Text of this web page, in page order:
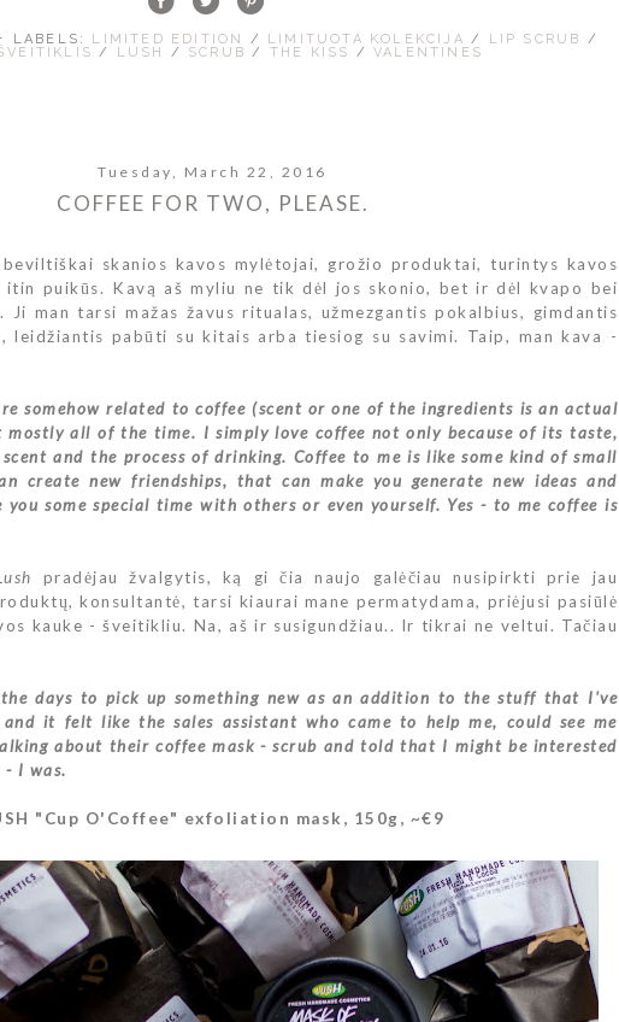
⋅ LABELS: LIMITED EDITION / LIMITUOTA KOLEKCIJA/ LIP SCRUB /
/ LUSH / SCRUB/ THE KISS / VALENTINES
Tuesday, March 22, 2016
COFFEE FOR TWO, PLEASE.
skanios kavos mylėtojai, grožio produktai, turintys kavos
itin puikūs. Kavą aš myliu ne tik dėl jos skonio, bet ir dėl kvapo bei
Ji man tarsi mažas žavus ritualas, užmezgantis pokalbius, gimdantis
leidžiantis pabūti su kitais arba tiesiog su savimi. Taip, man kava -
somehow related to coffee (scent or one of the ingredients is an actual
mostly all of the time. I simply love coffee not only because of its taste,
and the process of drinking. Coffee to me is like some kind of small
create new friendships, that can make you generate new ideas and
some special time with others or even yourself. Yes - to me coffee is
pradėjau žvalgytis, ką gi čia naujo galėčiau nusipirkti prie jau
konsultantė, tarsi kiaurai mane permatydama, priėjusi pasiūlė
kauke - šveitikliu. Na, aš ir susigundžiau.. Ir tikrai ne veltui. Tačiau
days to pick up something new as an addition to the stuff that I've
it felt like the sales assistant who came to help me, could see me
about their coffee mask - scrub and told that I might be interested
I was.
"Cup O'Coffee" exfoliation mask, 150g, ~€9